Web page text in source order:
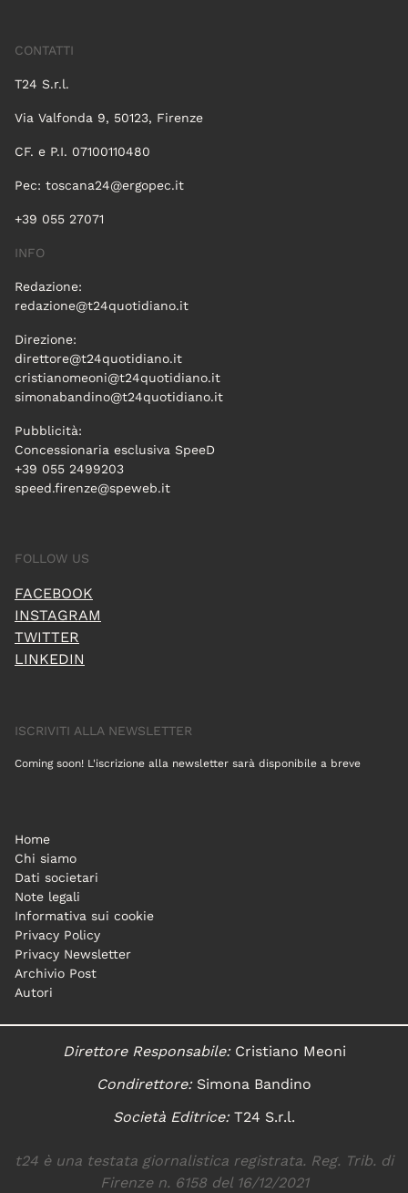
CONTATTI
T24 S.r.l.
Via Valfonda 9, 50123, Firenze
CF. e P.I. 07100110480
Pec: toscana24@ergopec.it
+39 055 27071
INFO
Redazione:
redazione@t24quotidiano.it
Direzione:
direttore@t24quotidiano.it
cristianomeoni@t24quotidiano.it
simonabandino@t24quotidiano.it
Pubblicità:
Concessionaria esclusiva SpeeD
+39 055 2499203
speed.firenze@speweb.it
FOLLOW US
FACEBOOK
INSTAGRAM
TWITTER
LINKEDIN
ISCRIVITI ALLA NEWSLETTER
Coming soon! L'iscrizione alla newsletter sarà disponibile a breve
Home
Chi siamo
Dati societari
Note legali
Informativa sui cookie
Privacy Policy
Privacy Newsletter
Archivio Post
Autori
Direttore Responsabile:Cristiano Meoni
Condirettore:Simona Bandino
Società Editrice:T24 S.r.l.
t24 è una testata giornalistica registrata. Reg. Trib. di
Firenze n. 6158 del 16/12/2021